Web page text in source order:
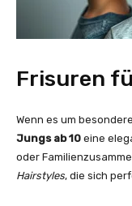
Frisuren
Wenn es um
Jungs ab 10 eine
oder
Hairstyles, die sich